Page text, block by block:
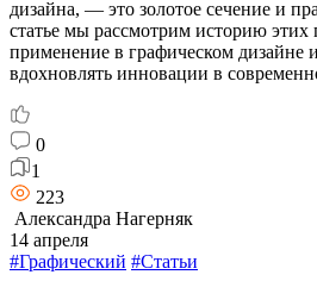
дизайна, — это золотое сечение и
статье мы рассмотрим историю
применение в графическом дизайне
вдохновлять инновации в
0
1
223
Александра Нагерняк
14 апреля
#Графический #Статьи